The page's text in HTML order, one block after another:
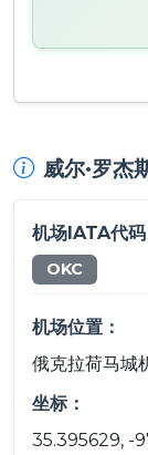
威尔·罗杰
机场IATA代码
OKC
机场位置：
俄克拉荷马城
坐标：
35.395629, -